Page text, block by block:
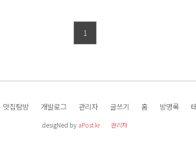
1
맛집탐방 개발로그 관리자 글쓰기 홈 방명록
desigNed by aPost.kr 관리자